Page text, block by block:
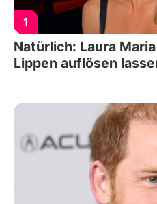
1
Natürlich: Laura
Lippen auflösen